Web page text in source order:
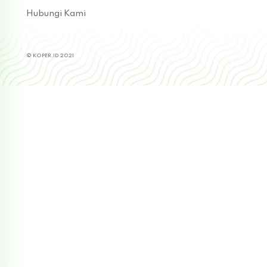
Hubungi Kami
© KOPER.ID 2021